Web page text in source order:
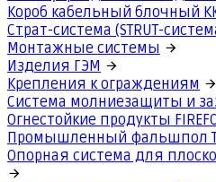
Короб кабельный блочный
Страт-система (STRUT-
Монтажные системы
Изделия ГЭМ
Крепления к ограждениям
Система молниезащиты и
Огнестойкие продукты
Промышленный фальшпол
Опорная система для